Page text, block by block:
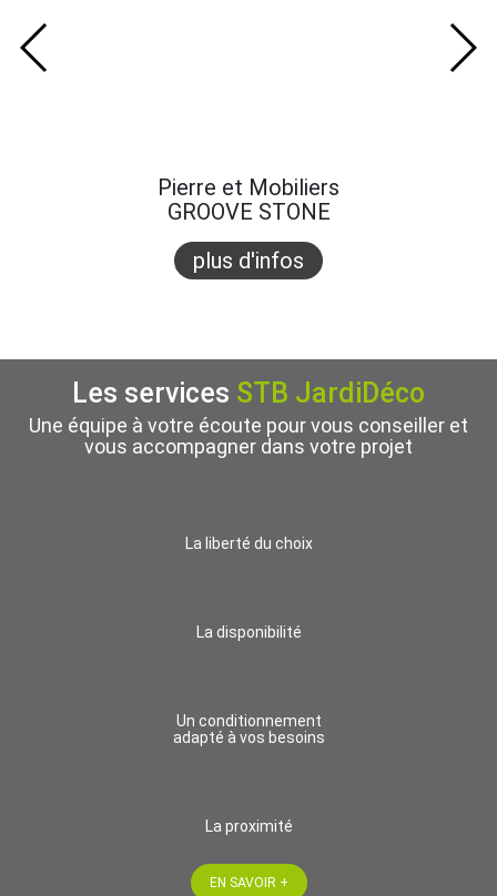
Pierre et Mobiliers
GROOVE STONE
plus d'infos
Les services STB JardiDéco
Une équipe à votre écoute pour vous conseiller et
vous accompagner dans votre projet
La liberté du choix
La disponibilité
Un conditionnement
adapté à vos besoins
La proximité
EN SAVOIR +